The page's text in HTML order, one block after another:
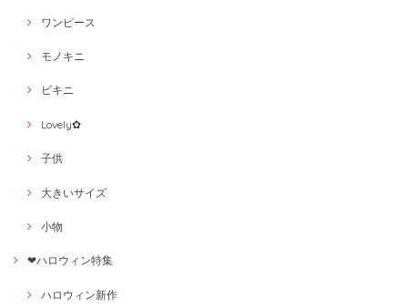
ワンピース
モノキニ
ビキニ
Lovely✿
子供
大きいサイズ
小物
❤ハロウィン特集
ハロウィン新作